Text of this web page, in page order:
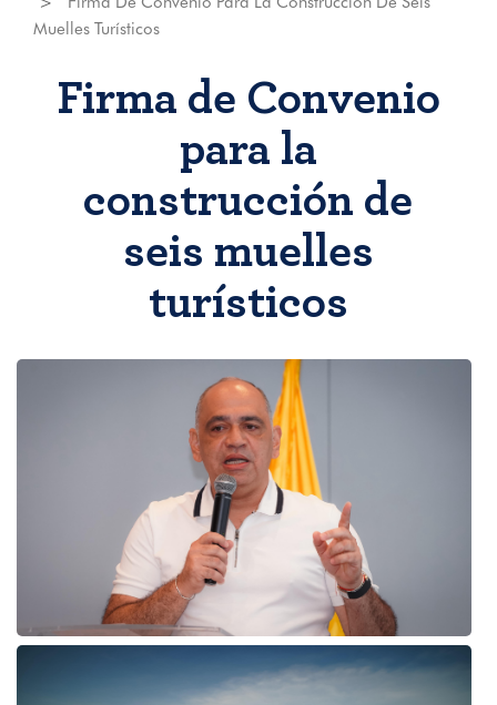
Muelles Turísticos
Firma de Convenio
para la
construcción de
seis muelles
turísticos